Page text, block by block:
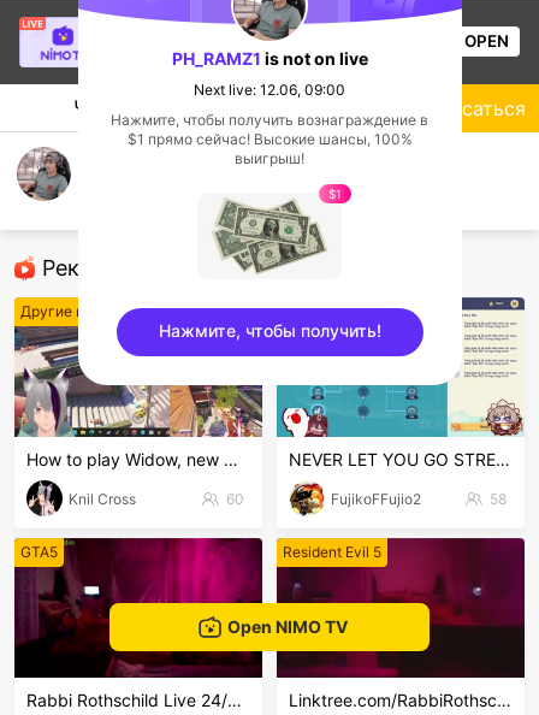
SBTC ShinVis live!
2.4k Views OPEN
Чат
Im Live Again Lets G!!!
Рекомендованные стримеры
Другие игры
How to play Widow, new meta?
Knil Cross 60
Genshin Impact
NEVER LET YOU GO STREAM
FujikoFFujio2 58
GTA5
Rabbi Rothschild Live 24/7/365
Resident Evil 5
Linktree.com/RabbiRothschild
Подписаться
Open NIMO TV
PH_RAMZ1 is not on live
Next live: 12.06, 09:00
Нажмите, чтобы получить вознаграждение в
$1 прямо сейчас! Высокие шансы, 100%
выигрыш!
$1
Нажмите, чтобы получить!
sentinelEnd